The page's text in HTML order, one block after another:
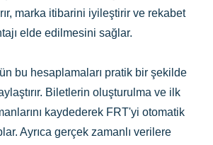
marka itibarini iyileştirir ve rekabet
elde edilmesini sağlar.
bu hesaplamaları pratik bir şekilde
Biletlerin oluşturulma ve ilk
kaydederek FRT'yi otomatik
Ayrıca gerçek zamanlı verilere